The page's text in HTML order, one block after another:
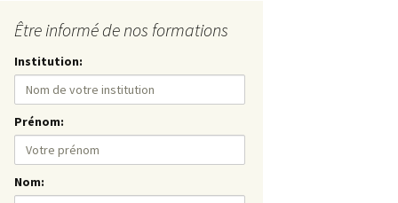
Être informé de nos formations
Institution:
Prénom:
Nom: